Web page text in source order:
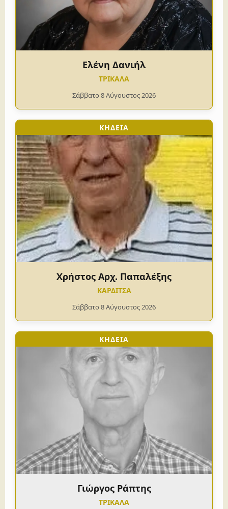
Ελένη Δανιήλ
ΤΡΙΚΑΛΑ
Σάββατο 8 Αύγουστος 2026
ΚΗΔΕΙΑ
Χρήστος Αρχ. Παπαλέξης
ΚΑΡΔΙΤΣΑ
Σάββατο 8 Αύγουστος 2026
ΚΗΔΕΙΑ
Γιώργος Ράπτης
ΤΡΙΚΑΛΑ